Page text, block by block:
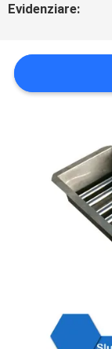
MAPPA
SITO
Evidenziare: